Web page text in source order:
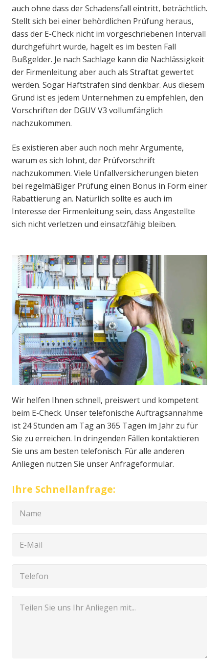
auch ohne dass der Schadensfall eintritt, beträchtlich.
Stellt sich bei einer behördlichen Prüfung heraus,
dass der E-Check nicht im vorgeschriebenen Intervall
durchgeführt wurde, hagelt es im besten Fall
Bußgelder. Je nach Sachlage kann die Nachlässigkeit
der Firmenleitung aber auch als Straftat gewertet
werden. Sogar Haftstrafen sind denkbar. Aus diesem
Grund ist es jedem Unternehmen zu empfehlen, den
Vorschriften der DGUV V3 vollumfänglich
nachzukommen.
Es existieren aber auch noch mehr Argumente,
warum es sich lohnt, der Prüfvorschrift
nachzukommen. Viele Unfallversicherungen bieten
bei regelmäßiger Prüfung einen Bonus in Form einer
Rabattierung an. Natürlich sollte es auch im
Interesse der Firmenleitung sein, dass Angestellte
sich nicht verletzen und einsatzfähig bleiben.
Wir helfen Ihnen schnell, preiswert und kompetent
beim E-Check. Unser telefonische Auftragsannahme
ist 24 Stunden am Tag an 365 Tagen im Jahr zu für
Sie zu erreichen. In dringenden Fällen kontaktieren
Sie uns am besten telefonisch. Für alle anderen
Anliegen nutzen Sie unser Anfrageformular.
Ihre Schnellanfrage: